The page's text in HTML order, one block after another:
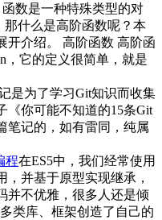
函数是一种特殊类型的对
那什么是高阶函数呢？本
开介绍。 高阶函数 高阶函
，它的定义很简单，就是
是为了学习Git知识而收集
《你可能不知道的15条Git
笔记的，如有雷同，纯属
程在ES5中，我们经常使用
并基于原型实现继承，
并不优雅，很多人还是倾
类库、框架创造了自己的